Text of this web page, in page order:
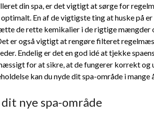
din spa, er det vigtigt at sørge for
En af de vigtigste ting at huske på
de rette kemikalier i de rigtige mængder
er også vigtigt at rengøre filteret
Endelig er det en god idé at tjekke
for at sikre, at de fungerer korrekt og
kan du nyde dit spa-område i mange
nye spa-område